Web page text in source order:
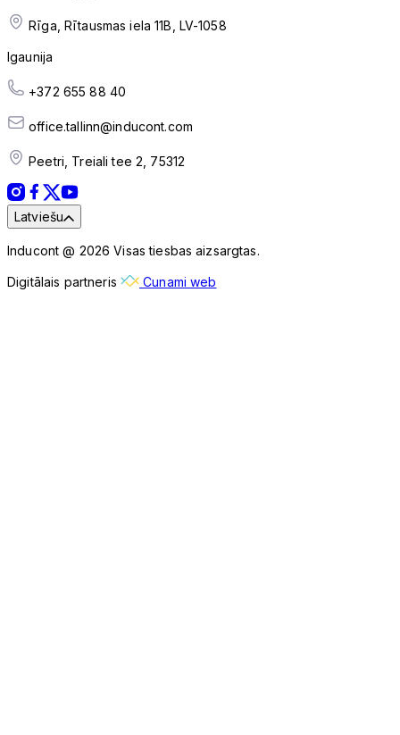
Rīga, Rītausmas iela 11B, LV-1058
Igaunija
+372 655 88 40
office.tallinn@inducont.com
Peetri, Treiali tee 2, 75312
Latviešu
Inducont @ 2026 Visas tiesbas aizsargtas.
Digitālais partneris Cunami web